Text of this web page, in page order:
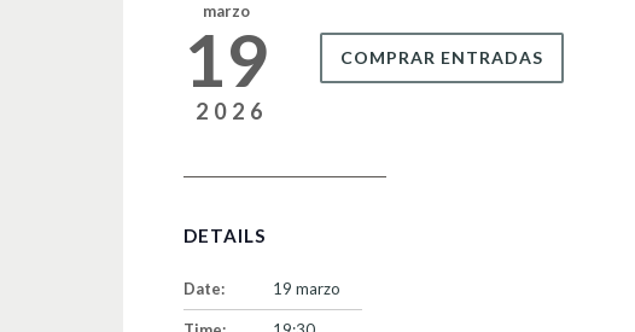
marzo
19
2026
COMPRAR ENTRADAS
DETAILS
Date: 19 marzo